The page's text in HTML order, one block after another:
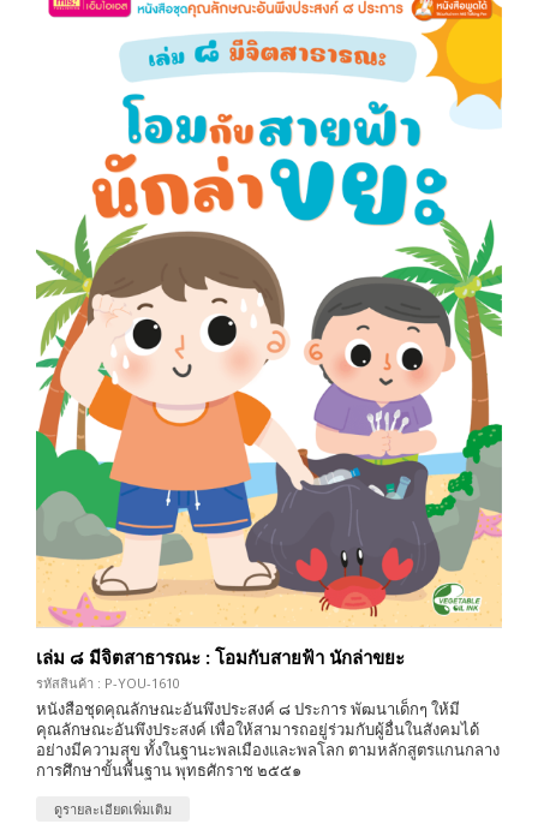
เล่ม ๘ มีจิตสาธารณะ : โอมกับสายฟ้า นักล่าขยะ
รหัสสินค้า : P-YOU-1610
หนังสือชุดคุณลักษณะอันพึงประสงค์ ๘ ประการ พัฒนาเด็กๆ ให้มี
คุณลักษณะอันพึงประสงค์ เพื่อให้สามารถอยู่ร่วมกับผู้อื่นในสังคมได้
อย่างมีความสุข ทั้งในฐานะพลเมืองและพลโลก ตามหลักสูตรแกนกลาง
การศึกษาขั้นพื้นฐาน พุทธศักราช ๒๕๕๑
ดูรายละเอียดเพิ่มเติม